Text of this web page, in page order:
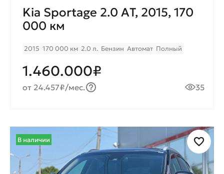
Kia Sportage 2.0 AТ, 2015, 170
000 км
2015 170 000 км 2.0 л. Бензин Автомат Полный
1.460.000₽
от 24.457₽/мес. 35
В наличии